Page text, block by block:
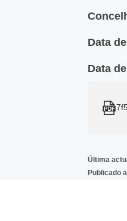
Data
Data
Última
Publicado